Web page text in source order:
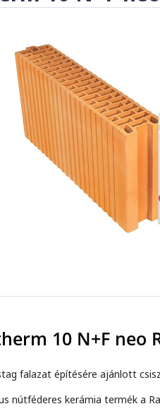
10 N+F neo
falazat építésére ajánlott
nútféderes kerámia termék a